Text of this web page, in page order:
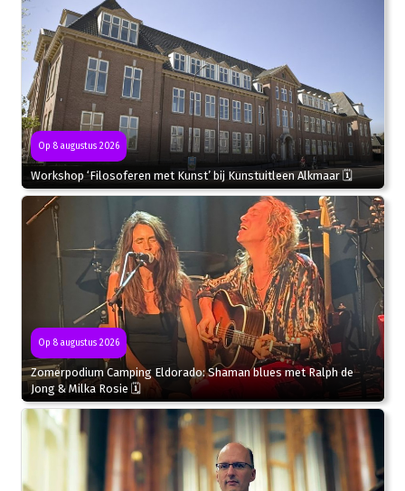
Op 8 augustus 2026
Workshop ‘Filosoferen met Kunst’ bij Kunstuitleen Alkmaar 🗓
Op 8 augustus 2026
Zomerpodium Camping Eldorado: Shaman blues met Ralph de
Jong & Milka Rosie 🗓